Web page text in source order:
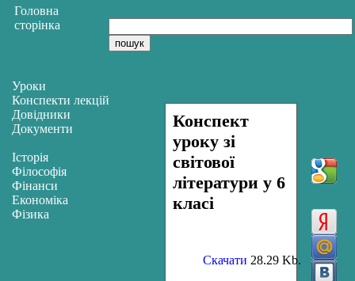
Конспект
уроку зі
світової
літератури у 6
класі
Скачати 28.29 Kb.
Уроки
Конспекти лекцій
Довідники
Документи
Історія
Філософія
Фінанси
Економіка
Фізика
Головна
сторінка